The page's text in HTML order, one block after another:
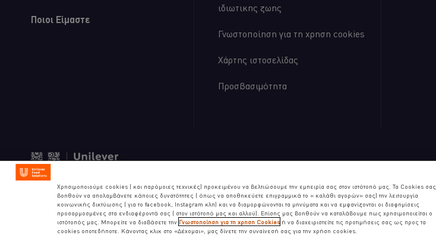
Ποιοι Είμαστε
ιδιωτικης ζωης
Γνωστοποίηση για τη χρηση cookies
Χάρτης ιστοσελίδας
Προσβασιμότητα
Χρησιμοποιούμε cookies ( και παρόμοιες τεχνικές) προκειμένου να βελτιώσουμε την εμπειρία σας στον ιστότοπό μας. Τα Cookies σας
βοηθούν να απολαμβάνετε κάποιες δυνατότητες ( όπως να αποθηκεύετε επιγραμμικά το « καλάθι αγορών» σας) την λειτουργία
κοινωνικής δικτύωσης ( για το facebook, Instagram κλπ) και να διαμορφώνονται τα μηνύματα και να εμφανίζονται οι διαφημίσεις
προσαρμοσμένες στα ενδιαφέροντά σας ( στον ιστότοπό μας και αλλού). Επίσης μας βοηθούν να καταλάβουμε πως χρησιμοποιείται ο
ιστότοπός μας. Μπορείτε να διαβάσετε την Γνωστοποίηση για τη χρηση Cookiesή να διαχειριστείτε τις προτιμήσεις σας ως προς τα
cookies οποτεδήποτε. Κάνοντας κλικ στο «Δέχομαι», μας δίνετε την συναίνεσή σας για την χρήση cookies.